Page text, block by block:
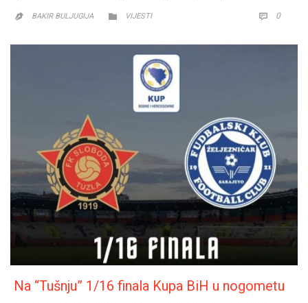
 BAKIR BULJUGIJA  CATEGORY
VIJESTI  0
Na “Tušnju” 1/16 finala Kupa BiH u nogometu